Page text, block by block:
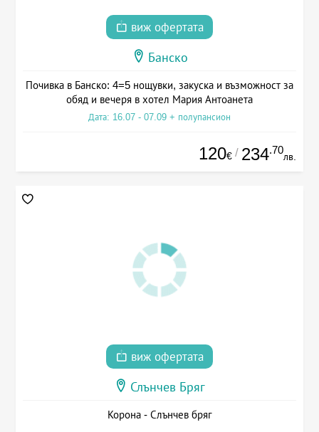
виж офертата
Банско
Почивка в Банско: 4=5 нощувки, закуска и възможност за
обяд и вечеря в хотел Мария Антоанета
Дата: 16.07 - 07.09 + полупансион
120€ / 234.70
лв.
виж офертата
Слънчев Бряг
Корона - Слънчев бряг